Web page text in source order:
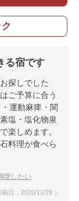
る宿です
探しでした
ご予算に合う
運動麻痺・関
塩・塩化物泉
楽しめます。
料理が食べら
喫したい
日：2020/11/29 ）